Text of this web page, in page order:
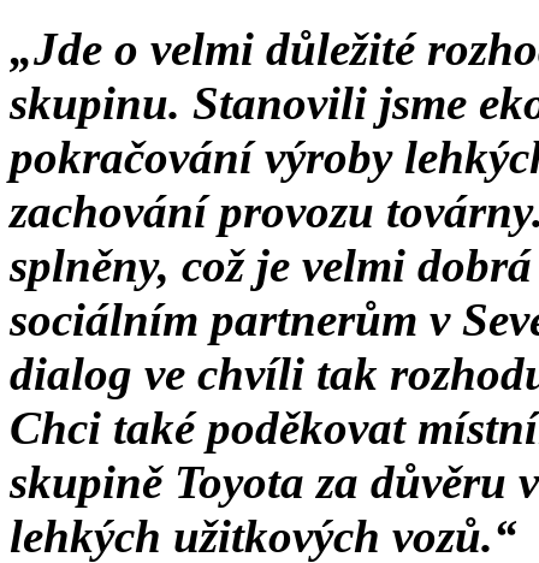
„Jde o velmi důležité
skupinu. Stanovili jsme
pokračování výroby
zachování provozu
splněny, což je velmi
sociálním partnerům v
dialog ve chvíli tak
Chci také poděkovat
skupině Toyota za důvěru
lehkých užitkových vozů.“